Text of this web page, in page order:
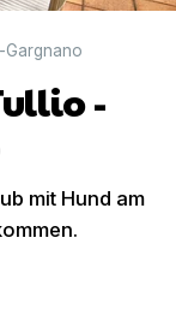
Gargnano
-
mit Hund am